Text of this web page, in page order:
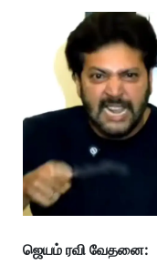
ஜெயம் ரவி வேதனை: